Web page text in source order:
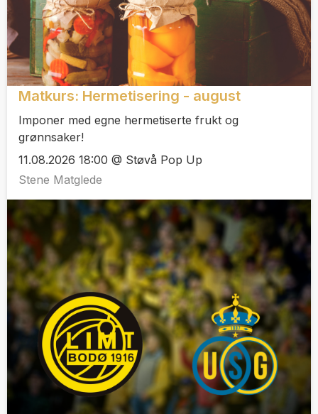
Matkurs: Hermetisering - august
Imponer med egne hermetiserte frukt og
grønnsaker!
11.08.2026 18:00 @ Støvå Pop Up
Stene Matglede